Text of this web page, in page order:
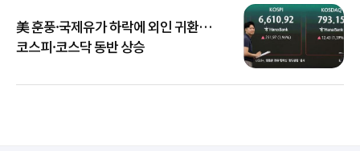
美 훈풍·국제유가 하락에 외인 귀환…
코스피·코스닥 동반 상승